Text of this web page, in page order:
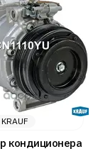
KRAUF
кондиционера